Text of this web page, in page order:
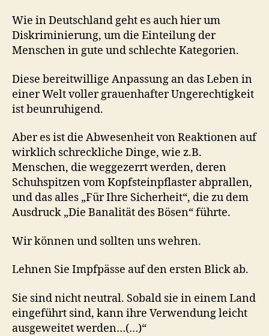
Wie in Deutschland geht es auch hier um
Diskriminierung, um die Einteilung der
Menschen in gute und schlechte Kategorien.
Diese bereitwillige Anpassung an das Leben in
einer Welt voller grauenhafter Ungerechtigkeit
ist beunruhigend.
Aber es ist die Abwesenheit von Reaktionen auf
wirklich schreckliche Dinge, wie z.B.
Menschen, die weggezerrt werden, deren
Schuhspitzen vom Kopfsteinpflaster abprallen,
und das alles „Für Ihre Sicherheit“, die zu dem
Ausdruck „Die Banalität des Bösen“ führte.
Wir können und sollten uns wehren.
Lehnen Sie Impfpässe auf den ersten Blick ab.
Sie sind nicht neutral. Sobald sie in einem Land
eingeführt sind, kann ihre Verwendung leicht
ausgeweitet werden…(…)“